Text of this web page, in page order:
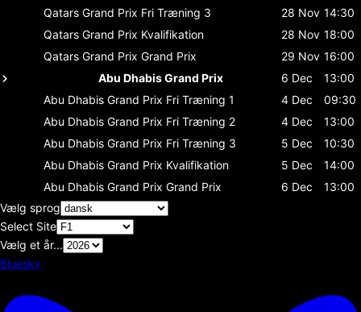
Qatars Grand Prix Fri Træning 3 28 Nov 14:30
Qatars Grand Prix Kvalifikation 28 Nov 18:00
Qatars Grand Prix Grand Prix 29 Nov 16:00
Abu Dhabis Grand Prix
6 Dec
13:00
Abu Dhabis Grand Prix Fri Træning 1 4 Dec
09:30
Abu Dhabis Grand Prix Fri Træning 2 4 Dec
13:00
Abu Dhabis Grand Prix Fri Træning 3 5 Dec
10:30
Abu Dhabis Grand Prix Kvalifikation 5 Dec
14:00
Abu Dhabis Grand Prix Grand Prix 6 Dec
13:00
Vælg sprog
Select Site
Vælg et år...
Bluesky